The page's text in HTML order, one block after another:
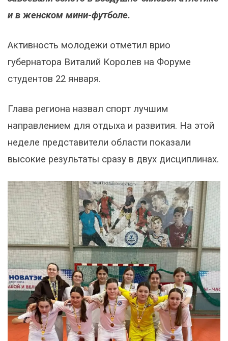
и в женском мини-футболе.
Активность молодежи отметил врио
губернатора Виталий Королев на Форуме
студентов 22 января.
Глава региона назвал спорт лучшим
направлением для отдыха и развития. На этой
неделе представители области показали
высокие результаты сразу в двух дисциплинах.